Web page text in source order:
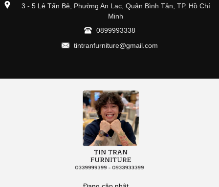
3 - 5 Lê Tấn Bê, Phường An Lạc, Quận Bình Tân, TP. Hồ Chí
Minh
0899993338
tintranfurniture@gmail.com